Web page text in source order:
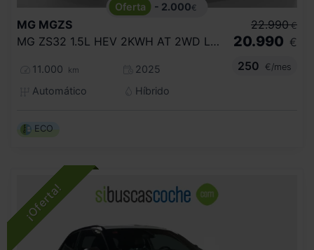
- 2.000€
MG MGZS
MG ZS32 1.5L HEV 2KWH AT 2WD LUX LHD NO OPTION DARK BLUE
11.000 km
2025
Automático
Híbrido
22.990 €
20.990 €
250
€/mes
ECO